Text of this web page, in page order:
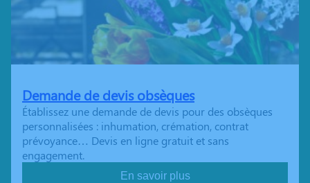
Demande de devis obsèques
Établissez une demande de devis pour des obsèques
personnalisées : inhumation, crémation, contrat
prévoyance… Devis en ligne gratuit et sans
engagement.
En savoir plus